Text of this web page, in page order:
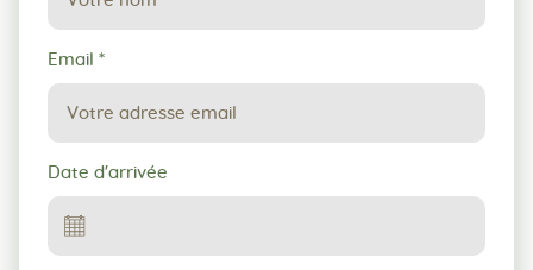
Email *
Date d'arrivée